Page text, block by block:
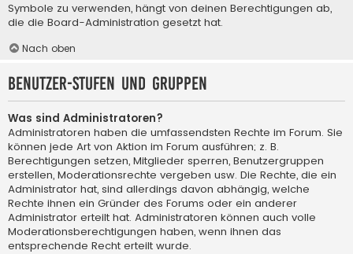
Symbole zu verwenden, hängt von deinen Berechtigungen ab,
die die Board-Administration gesetzt hat.
Nach oben
Benutzer-Stufen und Gruppen
Was sind Administratoren?
Administratoren haben die umfassendsten Rechte im Forum. Sie
können jede Art von Aktion im Forum ausführen; z. B.
Berechtigungen setzen, Mitglieder sperren, Benutzergruppen
erstellen, Moderationsrechte vergeben usw. Die Rechte, die ein
Administrator hat, sind allerdings davon abhängig, welche
Rechte ihnen ein Gründer des Forums oder ein anderer
Administrator erteilt hat. Administratoren können auch volle
Moderationsberechtigungen haben, wenn ihnen das
entsprechende Recht erteilt wurde.